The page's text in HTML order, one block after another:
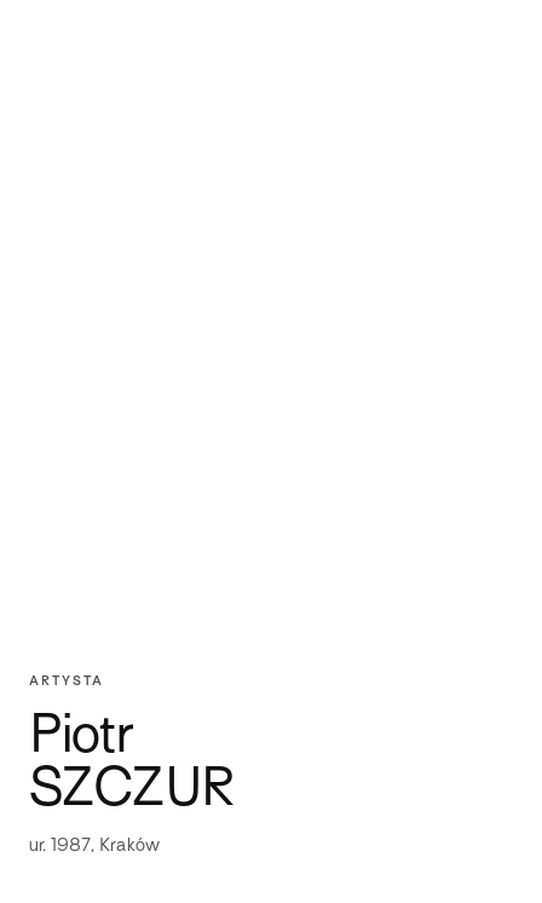
ARTYSTA
Piotr
SZCZUR
ur. 1987, Kraków